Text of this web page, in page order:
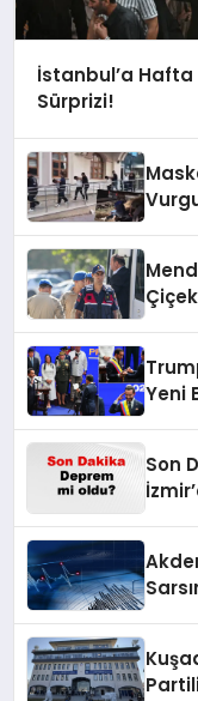
İstanbul’a
Sürprizi!
Yeni
Son